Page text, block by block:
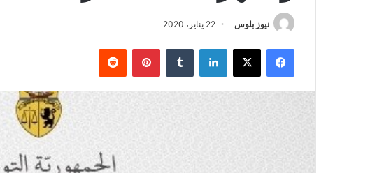
نيوز بلوس 22 يناير، 2020
فيسبوك X لينكدإن بينتيريست